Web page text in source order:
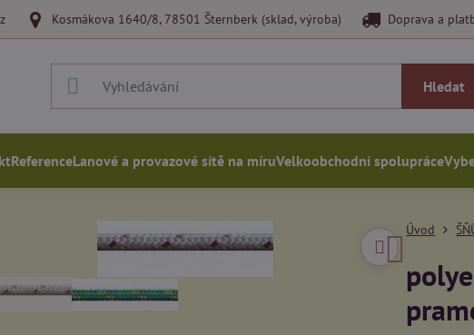
Kosmákova 1640/8, 78501 Šternberk (sklad, výroba) Doprava a
Hledat
ReferenceLanové a provazové sítě na míruVelkoobchodní spolupráce
Úvod